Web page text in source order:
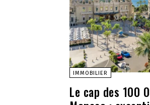
IMMOBILIER
Le cap des 100